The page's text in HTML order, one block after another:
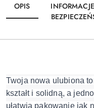
OPIS
Twoja nowa ulubiona
kształt i solidną, a
ułatwia pakowanie jak